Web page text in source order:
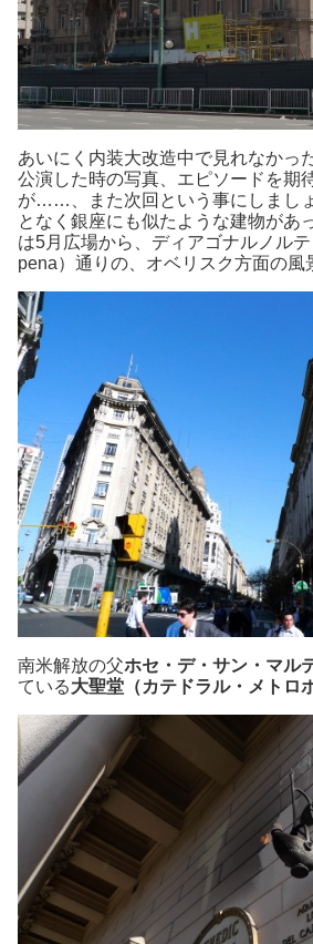
あいにく内装大改造中で見れなかっ
公演した時の写真、エピソードを期
が……、また次回という事にしまし
となく銀座にも似たような建物が
は5月広場から、ディアゴナルノル
pena）通りの、オベリスク方面の風
南米解放の父ホセ・デ・サン・マル
ている大聖堂（カテドラル・メトロ